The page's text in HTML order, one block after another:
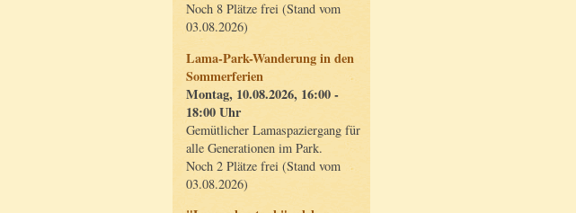
Noch 8 Plätze frei (Stand vom
03.08.2026)
Lama-Park-Wanderung in den
Sommerferien
Montag, 10.08.2026, 16:00 -
18:00 Uhr
Gemütlicher Lamaspaziergang für
alle Generationen im Park.
Noch 2 Plätze frei (Stand vom
03.08.2026)